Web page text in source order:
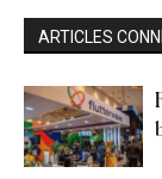
ARTICLES